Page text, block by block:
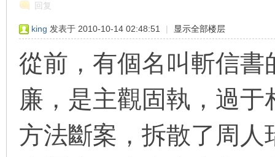
回复
king 发表于 2010-10-14 02:48:51 | 显示全部楼层
從前，有個名叫斬信
廉，是主觀固執，過
方法斷案，拆散了周